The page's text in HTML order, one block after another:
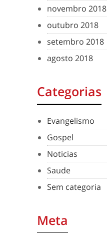
novembro 2018
outubro 2018
setembro 2018
agosto 2018
Categorias
Evangelismo
Gospel
Noticias
Saude
Sem categoria
Meta